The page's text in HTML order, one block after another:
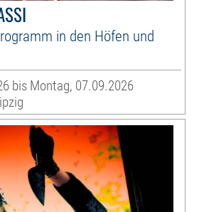
in den Höfen und
bis Montag, 07.09.2026